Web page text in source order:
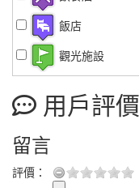
飯店
觀光施設
用戶評價
留言
評價：